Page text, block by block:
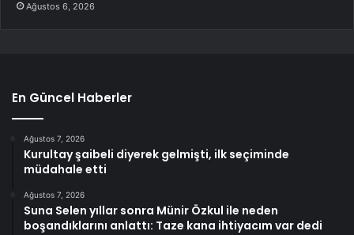
Ağustos 6, 2026
En Güncel Haberler
Ağustos 7, 2026
Kurultay şaibeli diyerek gelmişti, ilk seçiminde
müdahale etti
Ağustos 7, 2026
Suna Selen yıllar sonra Münir Özkul ile neden
boşandıklarını anlattı: Taze kana ihtiyacım var dedi